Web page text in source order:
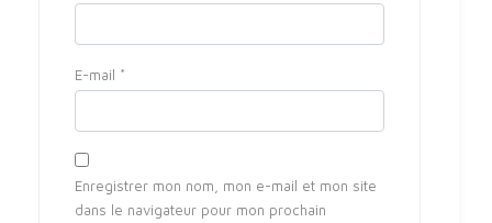
E-mail *
Enregistrer mon nom, mon e-mail et mon site
dans le navigateur pour mon prochain